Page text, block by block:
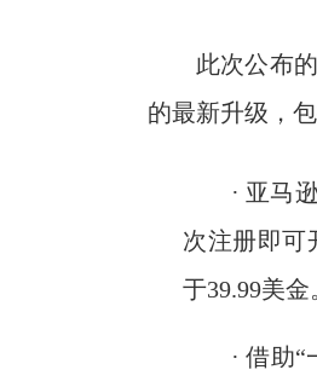
此次公布
的最新升级，包
· 亚马
次注册即可
于39.99美金
· 借助